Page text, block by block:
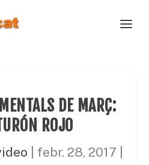
DE MARÇ:
ROJO
febr. 28, 2017